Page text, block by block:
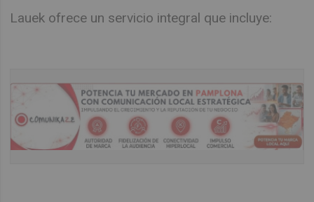
Lauek ofrece un servicio integral que incluye: